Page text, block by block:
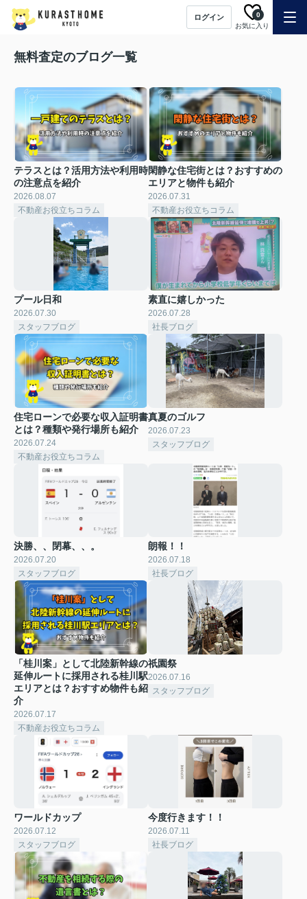
ログイン
お気に入り
0
無料査定のブログ一覧
テラスとは？活用方法や利用時
の注意点を紹介
2026.08.07
不動産お役立ちコラム
閑静な住宅街とは？おすすめの
エリアと物件も紹介
2026.07.31
不動産お役立ちコラム
プール日和
2026.07.30
スタッフブログ
素直に嬉しかった
2026.07.28
社長ブログ
住宅ローンで必要な収入証明書
とは？種類や発行場所も紹介
2026.07.24
不動産お役立ちコラム
真夏のゴルフ
2026.07.23
スタッフブログ
決勝、、閉幕、、。
2026.07.20
スタッフブログ
朗報！！
2026.07.18
社長ブログ
「桂川案」として北陸新幹線の
延伸ルートに採用される桂川駅
エリアとは？おすすめ物件も紹
介
2026.07.17
不動産お役立ちコラム
祇園祭
2026.07.16
スタッフブログ
ワールドカップ
2026.07.12
スタッフブログ
今度行きます！！
2026.07.11
社長ブログ